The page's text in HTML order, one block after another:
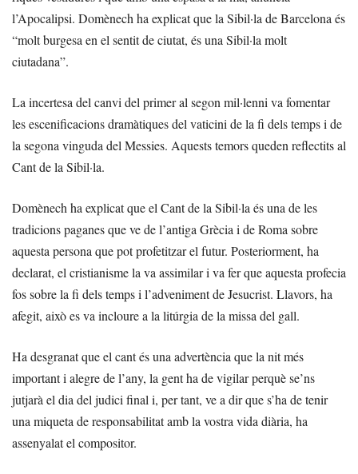
l’Apocalipsi. Domènech ha explicat que la Sibil·la de Barcelona és
“molt burgesa en el sentit de ciutat, és una Sibil·la molt
ciutadana”.
La incertesa del canvi del primer al segon mil·lenni va fomentar
les escenificacions dramàtiques del vaticini de la fi dels temps i de
la segona vinguda del Messies. Aquests temors queden reflectits al
Cant de la Sibil·la.
Domènech ha explicat que el Cant de la Sibil·la és una de les
tradicions paganes que ve de l’antiga Grècia i de Roma sobre
aquesta persona que pot profetitzar el futur. Posteriorment, ha
declarat, el cristianisme la va assimilar i va fer que aquesta profecia
fos sobre la fi dels temps i l’adveniment de Jesucrist. Llavors, ha
afegit, això es va incloure a la litúrgia de la missa del gall.
Ha desgranat que el cant és una advertència que la nit més
important i alegre de l’any, la gent ha de vigilar perquè se’ns
jutjarà el dia del judici final i, per tant, ve a dir que s’ha de tenir
una miqueta de responsabilitat amb la vostra vida diària, ha
assenyalat el compositor.